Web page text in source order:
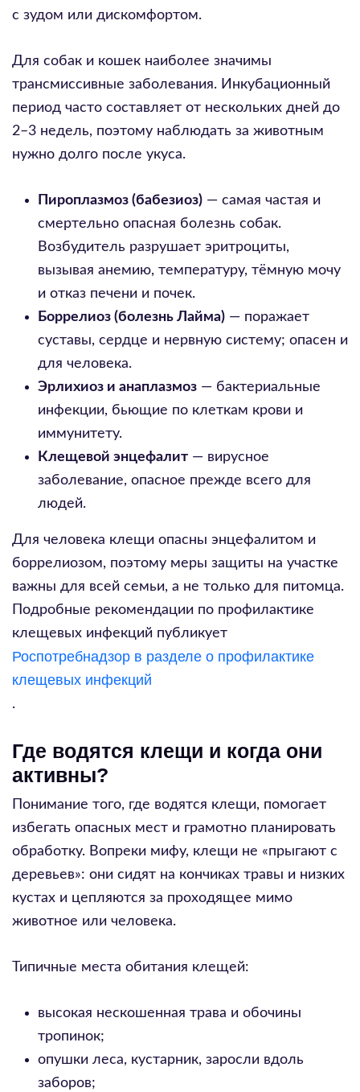
с зудом или дискомфортом.
Для собак и кошек наиболее значимы
трансмиссивные заболевания. Инкубационный
период часто составляет от нескольких дней до
2–3 недель, поэтому наблюдать за животным
нужно долго после укуса.
Пироплазмоз (бабезиоз) — самая частая и
смертельно опасная болезнь собак.
Возбудитель разрушает эритроциты,
вызывая анемию, температуру, тёмную мочу
и отказ печени и почек.
Боррелиоз (болезнь Лайма) — поражает
суставы, сердце и нервную систему; опасен и
для человека.
Эрлихиоз и анаплазмоз — бактериальные
инфекции, бьющие по клеткам крови и
иммунитету.
Клещевой энцефалит — вирусное
заболевание, опасное прежде всего для
людей.
Для человека клещи опасны энцефалитом и
боррелиозом, поэтому меры защиты на участке
важны для всей семьи, а не только для питомца.
Подробные рекомендации по профилактике
клещевых инфекций публикует
Роспотребнадзор в разделе о профилактике
клещевых инфекций
.
Где водятся клещи и когда они
активны?
Понимание того, где водятся клещи, помогает
избегать опасных мест и грамотно планировать
обработку. Вопреки мифу, клещи не «прыгают с
деревьев»: они сидят на кончиках травы и низких
кустах и цепляются за проходящее мимо
животное или человека.
Типичные места обитания клещей:
высокая нескошенная трава и обочины
тропинок;
опушки леса, кустарник, заросли вдоль
заборов;